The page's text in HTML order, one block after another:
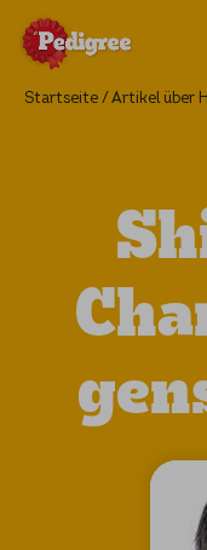
Startseite Artikel über